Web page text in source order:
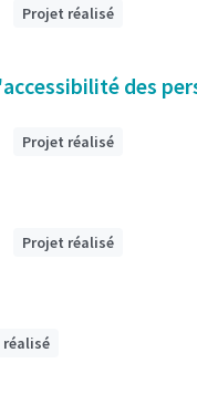
Projet réalisé
des
Projet réalisé
Projet réalisé